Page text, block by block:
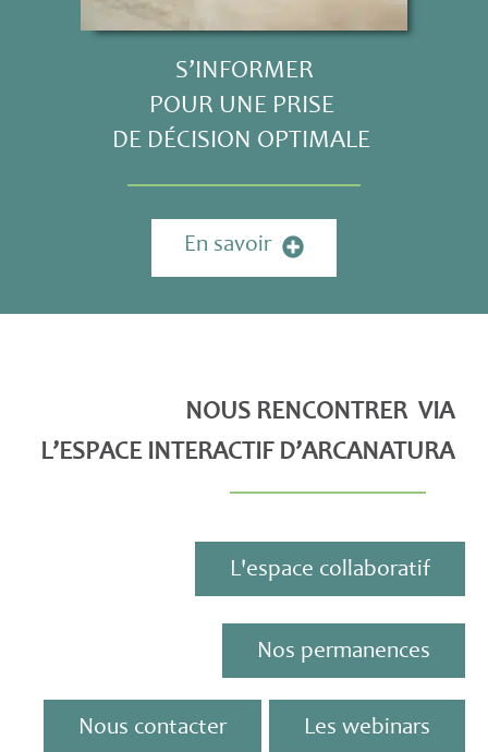
S’INFORMER
POUR UNE PRISE
DE DÉCISION OPTIMALE
En savoir
NOUS RENCONTRER VIA
L’ESPACE INTERACTIF D’ARCANATURA
L'espace collaboratif
Nos permanences
Nous contacter Les webinars